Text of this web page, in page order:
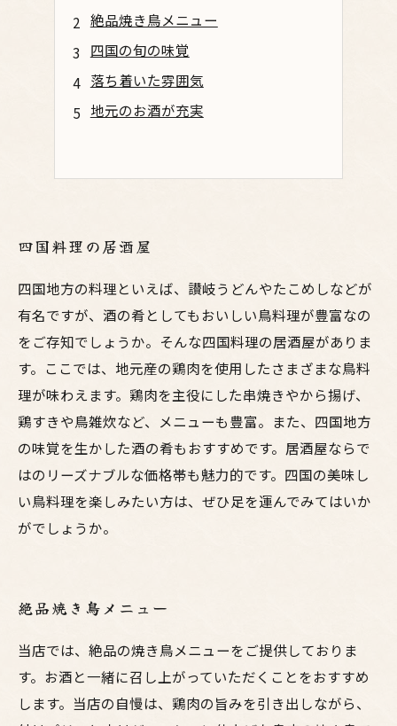
絶品焼き鳥メニュー
四国の旬の味覚
落ち着いた雰囲気
地元のお酒が充実
四国料理の居酒屋
四国地方の料理といえば、讃岐うどんやたこめしなどが
有名ですが、酒の肴としてもおいしい鳥料理が豊富なの
をご存知でしょうか。そんな四国料理の居酒屋がありま
す。ここでは、地元産の鶏肉を使用したさまざまな鳥料
理が味わえます。鶏肉を主役にした串焼きやから揚げ、
鶏すきや鳥雑炊など、メニューも豊富。また、四国地方
の味覚を生かした酒の肴もおすすめです。居酒屋ならで
はのリーズナブルな価格帯も魅力的です。四国の美味し
い鳥料理を楽しみたい方は、ぜひ足を運んでみてはいか
がでしょうか。
絶品焼き鳥メニュー
当店では、絶品の焼き鳥メニューをご提供しておりま
す。お酒と一緒に召し上がっていただくことをおすすめ
します。当店の自慢は、鶏肉の旨みを引き出しながら、